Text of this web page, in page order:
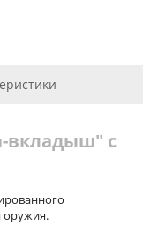
вкладыш" с
оружия.